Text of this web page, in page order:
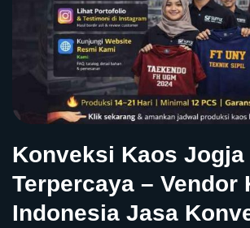
Konveksi Kaos Jogja
Terpercaya – Vendor
Indonesia Jasa